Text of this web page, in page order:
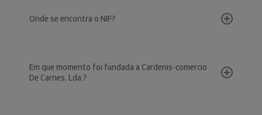
Onde se encontra o NIF?
Em que momento foi fundada a Cardenis-comercio
De Carnes, Lda.?